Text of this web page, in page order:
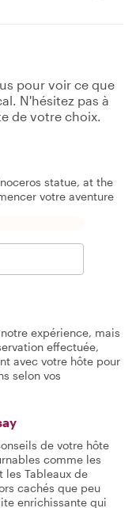
pour voir ce que
N'hésitez pas à
de votre choix.
statue, at the
votre aventure
expérience, mais
effectuée,
avec votre hôte pour
selon vos
de votre hôte
comme les
les Tableaux de
cachés que peu
enrichissante qui